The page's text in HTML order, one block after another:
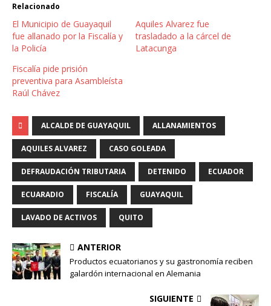
Relacionado
El Municipio de Guayaquil
fue allanado por la Fiscalía y
la Policía
Aquiles Alvarez fue
trasladado a la cárcel de
Latacunga
Fiscalía pide prisión
preventiva para Asambleísta
Raúl Chávez
ALCALDE DE GUAYAQUIL ALLANAMIENTOS
AQUILES ALVAREZ CASO GOLEADA
DEFRAUDACIÓN TRIBUTARIA DETENIDO ECUADOR
ECUARADIO FISCALÍA GUAYAQUIL
LAVADO DE ACTIVOS QUITO
ANTERIOR
Productos ecuatorianos y su gastronomía reciben
galardón internacional en Alemania
SIGUIENTE